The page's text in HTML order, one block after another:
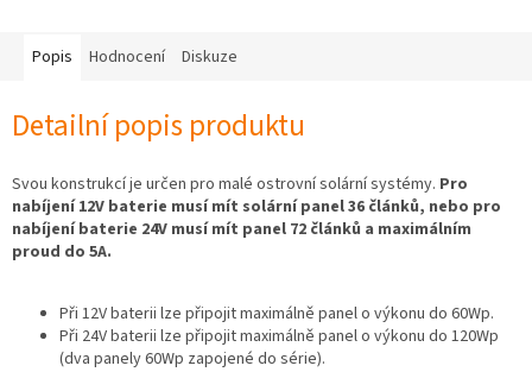
Přihlášení
Popis Hodnocení Diskuze
Detailní popis produktu
Svou konstrukcí je určen pro malé ostrovní solární systémy. Pro
nabíjení 12V baterie musí mít solární panel 36 článků, nebo pro
nabíjení baterie 24V musí mít panel 72 článků a maximálním
proud do 5A.
Při 12V baterii lze připojit maximálně panel o výkonu do 60Wp.
Při 24V baterii lze připojit maximálně panel o výkonu do 120Wp
(dva panely 60Wp zapojené do série).